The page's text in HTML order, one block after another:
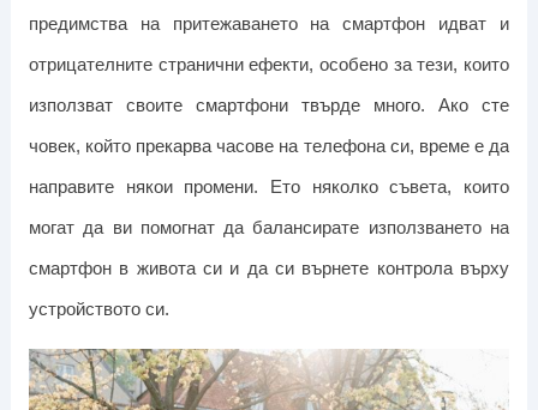
предимства на притежаването на смартфон идват и
отрицателните странични ефекти, особено за тези, които
използват своите смартфони твърде много.
Ако сте
човек, който прекарва часове на телефона си, време е да
направите някои промени. Ето няколко съвета, които
могат да ви помогнат да балансирате използването на
смартфон в живота си и да си върнете контрола върху
устройството си.